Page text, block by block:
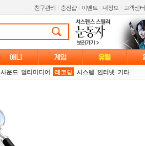
친구관리 충전샵 이벤트 내정보 고객센터
사운드 멀티미디어 레코딩 시스템 인터넷 기타